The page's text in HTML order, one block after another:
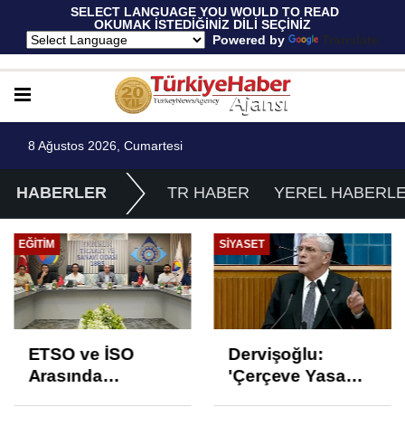
SELECT LANGUAGE YOU WOULD TO READ
OKUMAK İSTEDİĞİNİZ DİLİ SEÇİNİZ
Powered by
Translate
8 Ağustos 2026, Cumartesi
HABERLER TR HABER YEREL
EĞITIM
ETSO ve İSO
Arasında
SIYASET
Dervişoğlu:
'Çerçeve Yasa